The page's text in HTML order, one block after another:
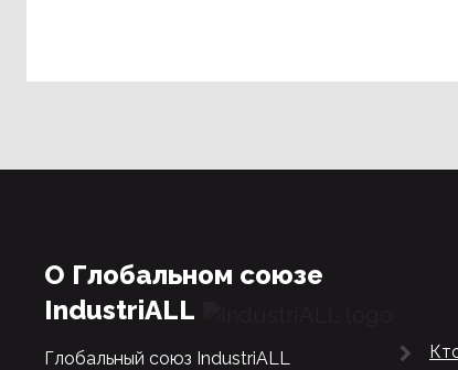
О Глобальном союзе
IndustriALL
Глобальный союз IndustriALL